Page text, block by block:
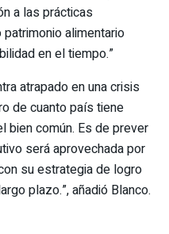
a las prácticas
alimentario
en el tiempo.”
atrapado en una crisis
de cuanto país tiene
bien común. Es de prever
será aprovechada por
su estrategia de logro
plazo.”, añadió Blanco.